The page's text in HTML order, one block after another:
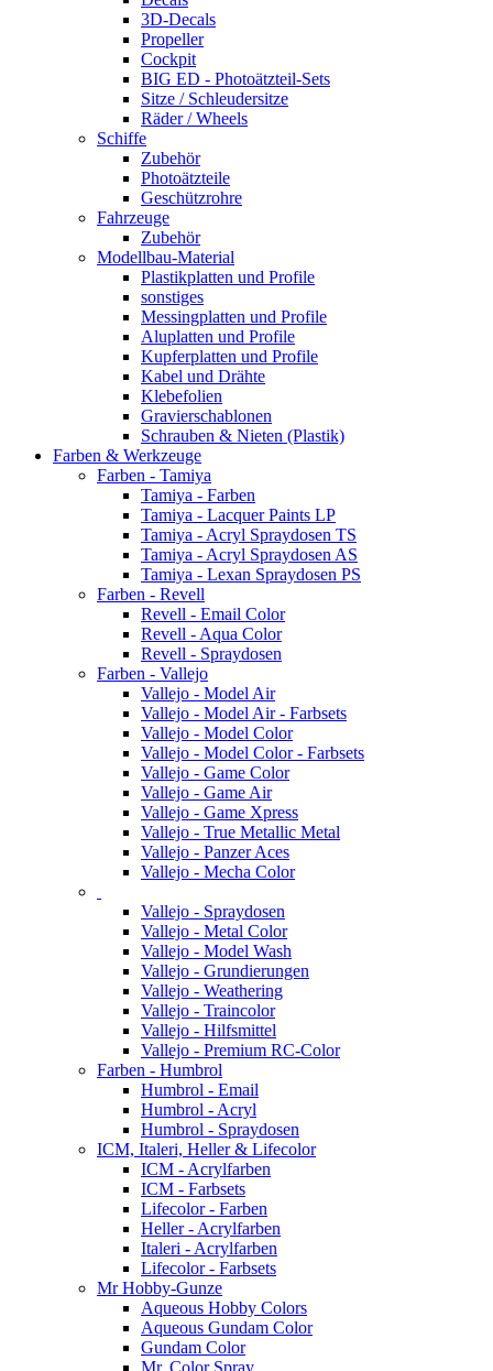
3D-Decals
Propeller
Cockpit
BIG ED - Photoätzteil-Sets
Sitze / Schleudersitze
Räder / Wheels
Schiffe
Zubehör
Photoätzteile
Geschützrohre
Fahrzeuge
Zubehör
Modellbau-Material
Plastikplatten und Profile
sonstiges
Messingplatten und Profile
Aluplatten und Profile
Kupferplatten und Profile
Kabel und Drähte
Klebefolien
Gravierschablonen
Schrauben & Nieten (Plastik)
Farben & Werkzeuge
Farben - Tamiya
Tamiya - Farben
Tamiya - Lacquer Paints LP
Tamiya - Acryl Spraydosen TS
Tamiya - Acryl Spraydosen AS
Tamiya - Lexan Spraydosen PS
Farben - Revell
Revell - Email Color
Revell - Aqua Color
Revell - Spraydosen
Farben - Vallejo
Vallejo - Model Air
Vallejo - Model Air - Farbsets
Vallejo - Model Color
Vallejo - Model Color - Farbsets
Vallejo - Game Color
Vallejo - Game Air
Vallejo - Game Xpress
Vallejo - True Metallic Metal
Vallejo - Panzer Aces
Vallejo - Mecha Color
Vallejo - Spraydosen
Vallejo - Metal Color
Vallejo - Model Wash
Vallejo - Grundierungen
Vallejo - Weathering
Vallejo - Traincolor
Vallejo - Hilfsmittel
Vallejo - Premium RC-Color
Farben - Humbrol
Humbrol - Email
Humbrol - Acryl
Humbrol - Spraydosen
ICM, Italeri, Heller & Lifecolor
ICM - Acrylfarben
ICM - Farbsets
Lifecolor - Farben
Heller - Acrylfarben
Italeri - Acrylfarben
Lifecolor - Farbsets
Mr Hobby-Gunze
Aqueous Hobby Colors
Aqueous Gundam Color
Gundam Color
Mr. Color Spray